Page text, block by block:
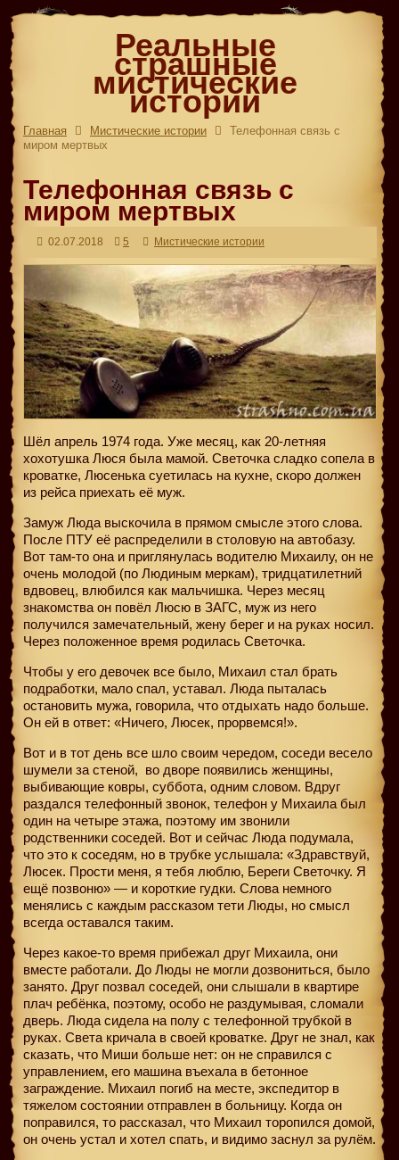
Реальные
страшные
мистические
истории
Главная Мистические истории
Телефонная связь с
миром мертвых
Телефонная связь с
миром мертвых
02.07.2018 5 Мистические истории
Шёл апрель 1974 года. Уже месяц, как 20-летняя
хохотушка Люся была мамой. Светочка сладко сопела в
кроватке, Люсенька суетилась на кухне, скоро должен
из рейса приехать её муж.
Замуж Люда выскочила в прямом смысле этого слова.
После ПТУ её распределили в столовую на автобазу.
Вот там-то она и приглянулась водителю Михаилу, он не
очень молодой (по Людиным меркам), тридцатилетний
вдвовец, влюбился как мальчишка. Через месяц
знакомства он повёл Люсю в ЗАГС, муж из него
получился замечательный, жену берег и на руках носил.
Через положенное время родилась Светочка.
Чтобы у его девочек все было, Михаил стал брать
подработки, мало спал, уставал. Люда пыталась
остановить мужа, говорила, что отдыхать надо больше.
Он ей в ответ: «Ничего, Люсек, прорвемся!».
Вот и в тот день все шло своим чередом, соседи весело
шумели за стеной, во дворе появились женщины,
выбивающие ковры, суббота, одним словом. Вдруг
раздался телефонный звонок, телефон у Михаила был
один на четыре этажа, поэтому им звонили
родственники соседей. Вот и сейчас Люда подумала,
что это к соседям, но в трубке услышала: «Здравствуй,
Люсек. Прости меня, я тебя люблю, Береги Светочку. Я
ещё позвоню» — и короткие гудки. Слова немного
менялись с каждым рассказом тети Люды, но смысл
всегда оставался таким.
Через какое-то время прибежал друг Михаила, они
вместе работали. До Люды не могли дозвониться, было
занято. Друг позвал соседей, они слышали в квартире
плач ребёнка, поэтому, особо не раздумывая, сломали
дверь. Люда сидела на полу с телефонной трубкой в
руках. Света кричала в своей кроватке. Друг не знал, как
сказать, что Миши больше нет: он не справился с
управлением, его машина въехала в бетонное
заграждение. Михаил погиб на месте, экспедитор в
тяжелом состоянии отправлен в больницу. Когда он
поправился, то рассказал, что Михаил торопился домой,
он очень устал и хотел спать, и видимо заснул за рулём.